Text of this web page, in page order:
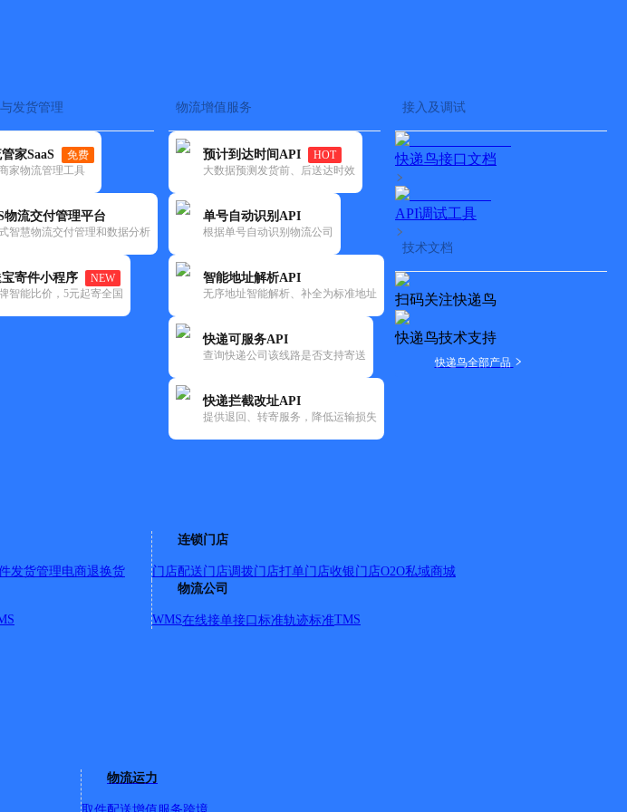
发货管理
家SaaS
免费
家物流管理工具
物流交付管理平台
智慧物流交付管理和数据分析
寄件小程序
NEW
智能比价，5元起寄全国
物流增值服务
预计到达时间API
HOT
大数据预测发货前、后送达时效
单号自动识别API
根据单号自动识别物流公司
智能地址解析API
无序地址智能解析、补全为标准地址
快递可服务API
查询快递公司该线路是否支持寄送
快递拦截改址API
提供退回、转寄服务，降低运输损失
接入及调试
快递鸟接口文档
API调试工具
技术文档
扫码关注快递鸟
快递鸟技术支持
快递鸟全部产品
发货管理电商退换货
连锁门店
门店配送门店调拨门店打单门店收银门店O2O私域商城
物流公司
WMS在线接单接口标准轨迹标准TMS
物流运力
街，西大街，中大街，东大街，县前街，新民街，挺进路，康藏路，三十七医院，青江路，
口处，沙湾路最远送到市公安局，飞机坝最远送到泛华厂，北二路最远送到旅游车站，南坝只
（两天派一次）。 多营镇：茶马大道、金仓东路、金仓西路、金仓中路、玉屏街、玉